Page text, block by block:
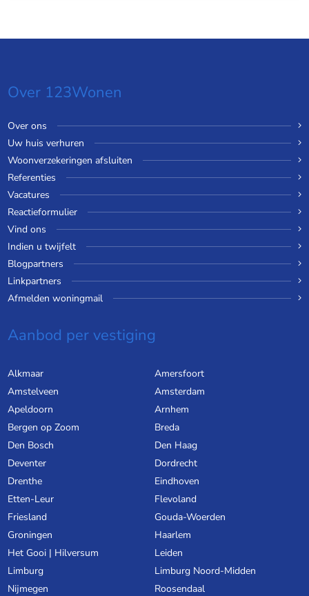
Over 123Wonen
Over ons
Uw huis verhuren
Woonverzekeringen afsluiten
Referenties
Vacatures
Reactieformulier
Vind ons
Indien u twijfelt
Blogpartners
Linkpartners
Afmelden woningmail
Aanbod per vestiging
Alkmaar
Amersfoort
Amstelveen
Amsterdam
Apeldoorn
Arnhem
Bergen op Zoom
Breda
Den Bosch
Den Haag
Deventer
Dordrecht
Drenthe
Eindhoven
Etten-Leur
Flevoland
Friesland
Gouda-Woerden
Groningen
Haarlem
Het Gooi | Hilversum
Leiden
Limburg
Limburg Noord-Midden
Nijmegen
Roosendaal